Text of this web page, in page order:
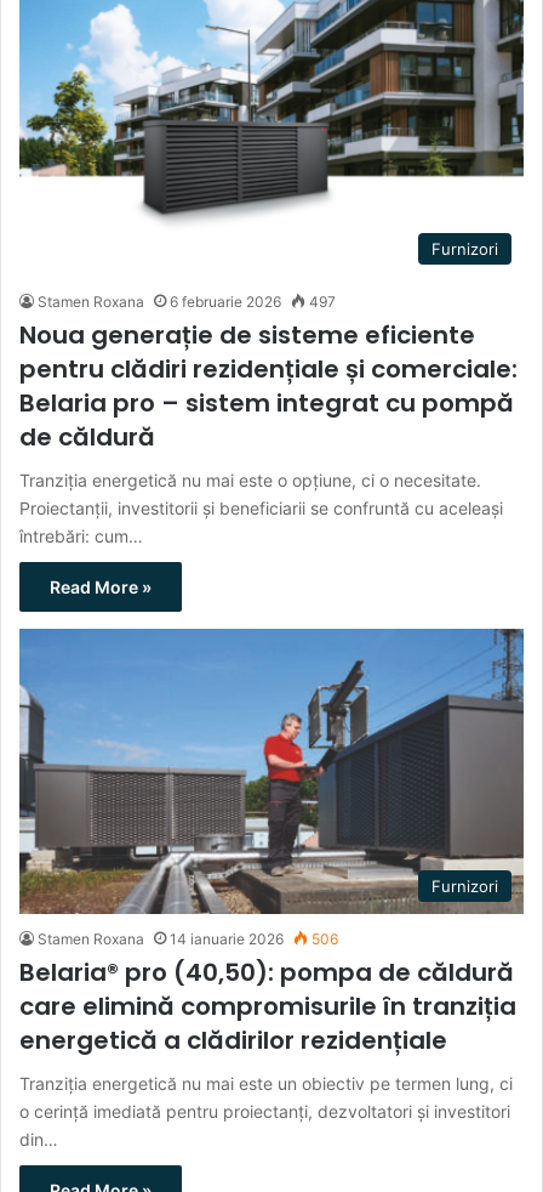
Furnizori
Stamen Roxana 6 februarie 2026 497
Noua generație de sisteme eficiente
pentru clădiri rezidențiale și comerciale:
Belaria pro – sistem integrat cu pompă
de căldură
Tranziția energetică nu mai este o opțiune, ci o necesitate.
Proiectanții, investitorii și beneficiarii se confruntă cu aceleași
întrebări: cum…
Read More »
Furnizori
Stamen Roxana 14 ianuarie 2026 506
Belaria® pro (40,50): pompa de căldură
care elimină compromisurile în tranziția
energetică a clădirilor rezidențiale
Tranziția energetică nu mai este un obiectiv pe termen lung, ci
o cerință imediată pentru proiectanți, dezvoltatori și investitori
din…